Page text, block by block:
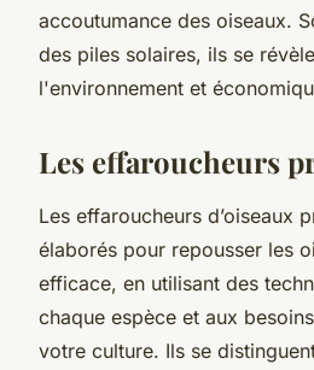
accoutumance des oiseaux.
des piles solaires, ils se
l'environnement et
Les effaroucheurs
Les effaroucheurs d’oiseaux
élaborés pour repousser les
efficace, en utilisant des
chaque espèce et aux
votre culture. Ils se